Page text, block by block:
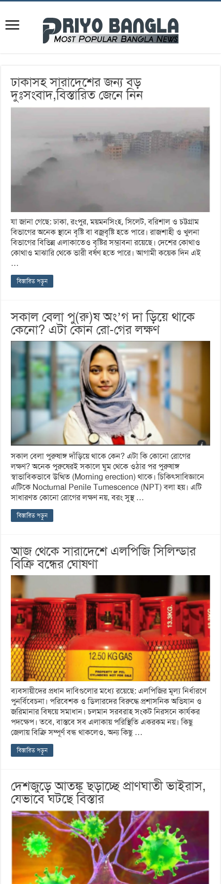
ঢাকাসহ সারাদেশের জন্য বড়
দুঃসংবাদ,বিস্তারিত জেনে নিন
যা জানা গেছে: ঢাকা, রংপুর, ময়মনসিংহ, সিলেট, বরিশাল ও চট্টগ্রাম
বিভাগের অনেক স্থানে বৃষ্টি বা বজ্রবৃষ্টি হতে পারে। রাজশাহী ও খুলনা
বিভাগের বিভিন্ন এলাকাতেও বৃষ্টির সম্ভাবনা রয়েছে। দেশের কোথাও
কোথাও মাঝারি থেকে ভারী বর্ষণ হতে পারে। আগামী কয়েক দিন এই
…
বিস্তারিত পড়ুন
সকাল বেলা পু(রু)ষ অং’গ দা ড়িয়ে থাকে
কেনো? এটা কোন রো-গের লক্ষণ
সকাল বেলা পুরুষাঙ্গ দাঁড়িয়ে থাকে কেন? এটা কি কোনো রোগের
লক্ষণ? অনেক পুরুষেরই সকালে ঘুম থেকে ওঠার পর পুরুষাঙ্গ
স্বাভাবিকভাবে উত্থিত (Morning erection) থাকে। চিকিৎসাবিজ্ঞানে
এটিকে Nocturnal Penile Tumescence (NPT) বলা হয়। এটি
সাধারণত কোনো রোগের লক্ষণ নয়, বরং সুস্থ …
বিস্তারিত পড়ুন
আজ থেকে সারাদেশে এলপিজি সিলিন্ডার
বিক্রি বন্ধের ঘোষণা
ব্যবসায়ীদের প্রধান দাবিগুলোর মধ্যে রয়েছে: এলপিজির মূল্য নির্ধারণে
পুনর্বিবেচনা। পরিবেশক ও ডিলারদের বিরুদ্ধে প্রশাসনিক অভিযান ও
জরিমানার বিষয়ে সমাধান। চলমান সরবরাহ সংকট নিরসনে কার্যকর
পদক্ষেপ। তবে, বাস্তবে সব এলাকায় পরিস্থিতি একরকম নয়। কিছু
জেলায় বিক্রি সম্পূর্ণ বন্ধ থাকলেও, অন্য কিছু …
বিস্তারিত পড়ুন
দেশজুড়ে আতঙ্ক ছড়াচ্ছে প্রাণঘাতী ভাইরাস,
যেভাবে ঘটছে বিস্তার